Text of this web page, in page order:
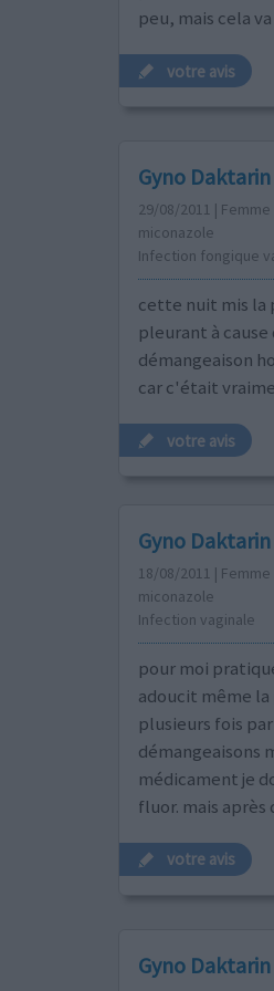
peu, mais cela
votre avis
Gyno Daktarin
29/08/2011 | Femme
miconazole
Infection fongique
cette nuit mis la
pleurant à
démangeaison
car c'était
votre avis
Gyno Daktarin
18/08/2011 | Femme
miconazole
Infection vaginale
pour moi
adoucit même
plusieurs fois
démangeaisons
médicament je
fluor. mais
votre avis
Gyno Daktarin